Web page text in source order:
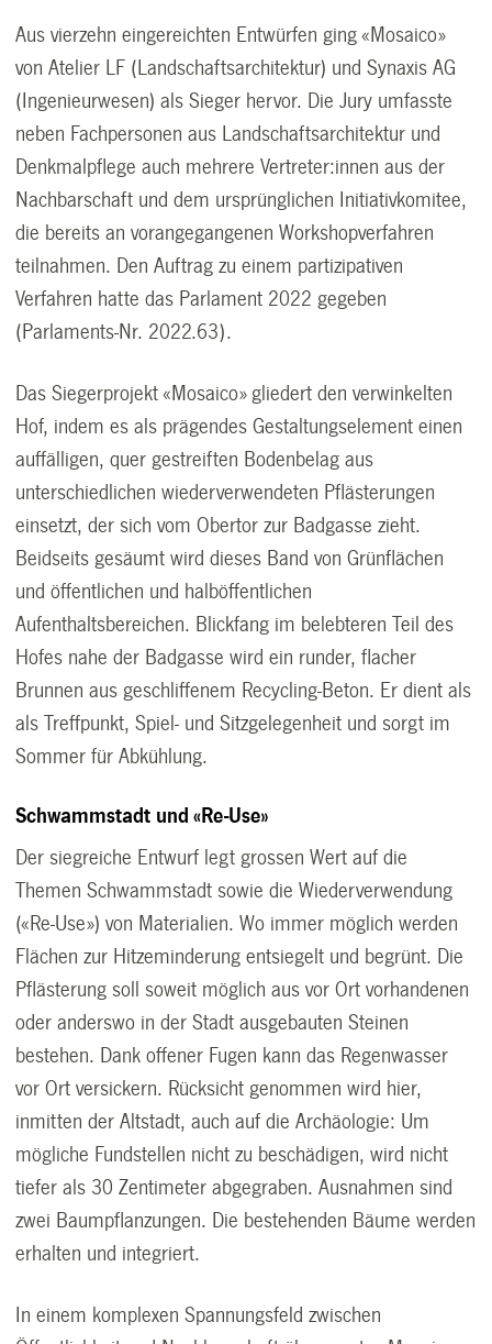
Aus vierzehn eingereichten Entwürfen ging «Mosaico»
von Atelier LF (Landschaftsarchitektur) und Synaxis AG
(Ingenieurwesen) als Sieger hervor. Die Jury umfasste
neben Fachpersonen aus Landschaftsarchitektur und
Denkmalpflege auch mehrere Vertreter:innen aus der
Nachbarschaft und dem ursprünglichen Initiativkomitee,
die bereits an vorangegangenen Workshopverfahren
teilnahmen. Den Auftrag zu einem partizipativen
Verfahren hatte das Parlament 2022 gegeben
(Parlaments-Nr. 2022.63).
Das Siegerprojekt «Mosaico» gliedert den verwinkelten
Hof, indem es als prägendes Gestaltungselement einen
auffälligen, quer gestreiften Bodenbelag aus
unterschiedlichen wiederverwendeten Pflästerungen
einsetzt, der sich vom Obertor zur Badgasse zieht.
Beidseits gesäumt wird dieses Band von Grünflächen
und öffentlichen und halböffentlichen
Aufenthaltsbereichen. Blickfang im belebteren Teil des
Hofes nahe der Badgasse wird ein runder, flacher
Brunnen aus geschliffenem Recycling-Beton. Er dient als
als Treffpunkt, Spiel- und Sitzgelegenheit und sorgt im
Sommer für Abkühlung.
Schwammstadt und «Re-Use»
Der siegreiche Entwurf legt grossen Wert auf die
Themen Schwammstadt sowie die Wiederverwendung
(«Re-Use») von Materialien. Wo immer möglich werden
Flächen zur Hitzeminderung entsiegelt und begrünt. Die
Pflästerung soll soweit möglich aus vor Ort vorhandenen
oder anderswo in der Stadt ausgebauten Steinen
bestehen. Dank offener Fugen kann das Regenwasser
vor Ort versickern. Rücksicht genommen wird hier,
inmitten der Altstadt, auch auf die Archäologie: Um
mögliche Fundstellen nicht zu beschädigen, wird nicht
tiefer als 30 Zentimeter abgegraben. Ausnahmen sind
zwei Baumpflanzungen. Die bestehenden Bäume werden
erhalten und integriert.
In einem komplexen Spannungsfeld zwischen